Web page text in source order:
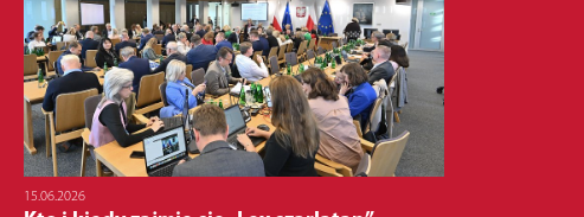
15.06.2026